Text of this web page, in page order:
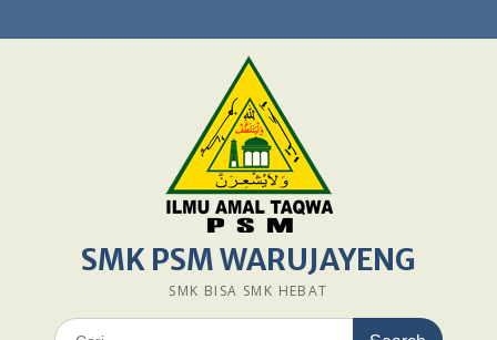
to
SMK PSM WARUJAYENG
SMK BISA SMK HEBAT
Search